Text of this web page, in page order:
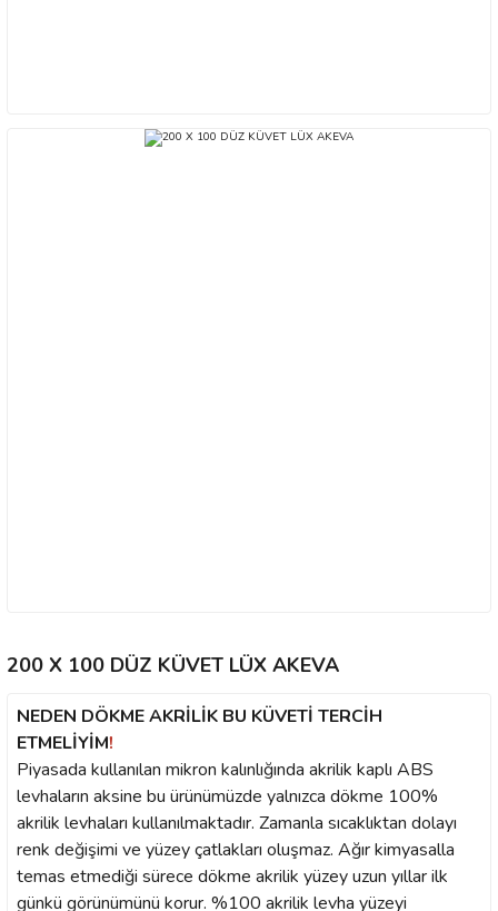
200 X 100 DÜZ KÜVET LÜX AKEVA
NEDEN DÖKME AKRİLİK BU KÜVETİ TERCİH
ETMELİYİM!
Piyasada kullanılan mikron kalınlığında akrilik kaplı ABS
levhaların aksine bu ürünümüzde yalnızca dökme 100%
akrilik levhaları kullanılmaktadır. Zamanla sıcaklıktan dolayı
renk değişimi ve yüzey çatlakları oluşmaz. Ağır kimyasalla
temas etmediği sürece dökme akrilik yüzey uzun yıllar ilk
günkü görünümünü korur. %100 akrilik levha yüzeyi